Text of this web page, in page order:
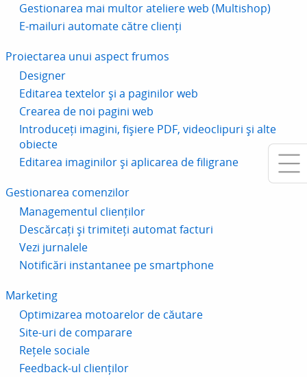
Gestionarea mai multor ateliere web (Multishop)
E-mailuri automate către clienți
Proiectarea unui aspect frumos
Designer
Editarea textelor și a paginilor web
Crearea de noi pagini web
Introduceți imagini, fișiere PDF, videoclipuri și alte
obiecte
Editarea imaginilor și aplicarea de filigrane
Gestionarea comenzilor
Managementul clienților
Descărcați și trimiteți automat facturi
Vezi jurnalele
Notificări instantanee pe smartphone
Marketing
Optimizarea motoarelor de căutare
Site-uri de comparare
Rețele sociale
Feedback-ul clienților